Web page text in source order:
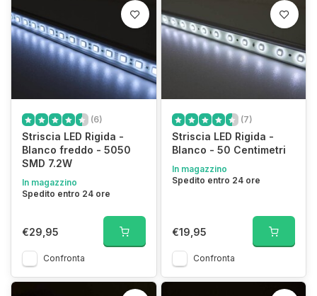
(6)
Striscia LED Rigida -
Blanco freddo - 5050
SMD 7.2W
In magazzino
Spedito entro 24 ore
€29,95
Confronta
(7)
Striscia LED Rigida -
Blanco - 50 Centimetri
In magazzino
Spedito entro 24 ore
€19,95
Confronta